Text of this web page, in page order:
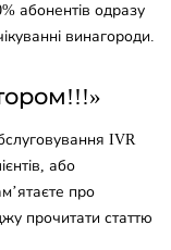
абонентів одразу
винагороди.
IVR
або
про
прочитати статтю